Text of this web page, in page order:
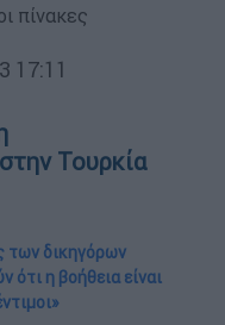
πίνακες
17:11
Τουρκία
των δικηγόρων
ότι η βοήθεια είναι